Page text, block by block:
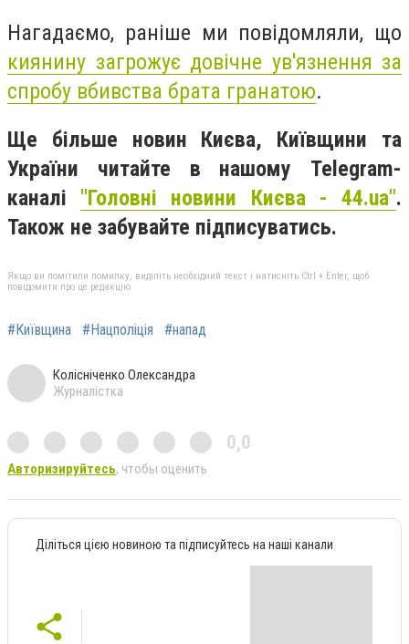
Нагадаємо, раніше ми повідомляли, що
киянину загрожує довічне ув'язнення за
спробу вбивства брата гранатою.
Ще більше новин Києва, Київщини та
України читайте в нашому Telegram-
каналі "Головні новини Києва - 44.ua".
Також не забувайте підписуватись.
Якщо ви помітили помилку, виділіть необхідний текст і натисніть Ctrl + Enter, щоб
повідомити про це редакцію
#Київщина #Нацполіція #напад
Колісніченко Олександра
Журналістка
0,0
Авторизируйтесь, чтобы оценить
Діліться цією новиною та підписуйтесь на наші канали